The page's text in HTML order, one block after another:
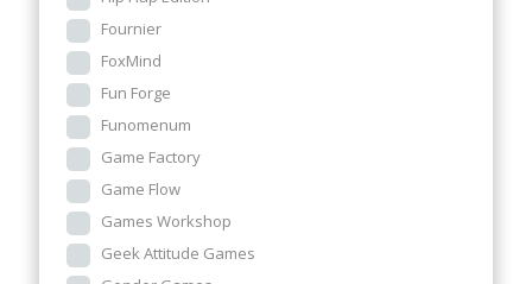
Fournier
FoxMind
Fun Forge
Funomenum
Game Factory
Game Flow
Games Workshop
Geek Attitude Games